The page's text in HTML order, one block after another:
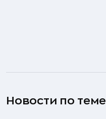
Новости по теме